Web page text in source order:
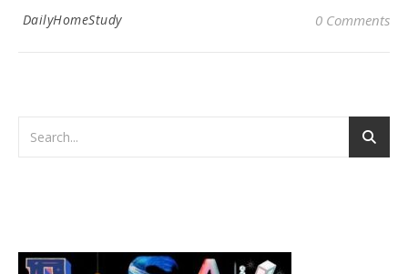
DailyHomeStudy 0 Comments